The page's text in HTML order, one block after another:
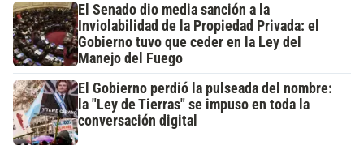
El Senado dio media sanción a la
Inviolabilidad de la Propiedad Privada: el
Gobierno tuvo que ceder en la Ley del
Manejo del Fuego
El Gobierno perdió la pulseada del nombre:
la "Ley de Tierras" se impuso en toda la
conversación digital